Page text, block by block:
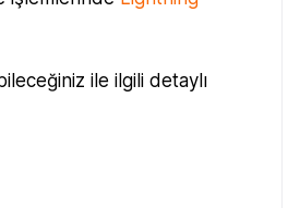
ile ilgili detaylı